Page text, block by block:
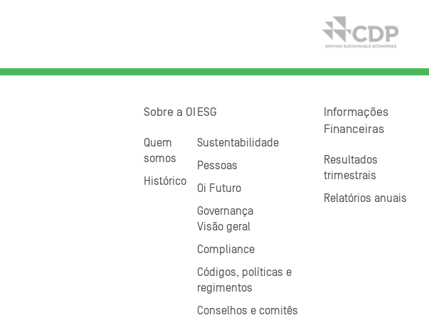
Sobre a OI
Quem
somos
Histórico
ESG
Sustentabilidade
Pessoas
Oi Futuro
Governança
Visão geral
Compliance
Códigos, políticas e
regimentos
Conselhos e comitês
Informações
Financeiras
Resultados
trimestrais
Relatórios anuais